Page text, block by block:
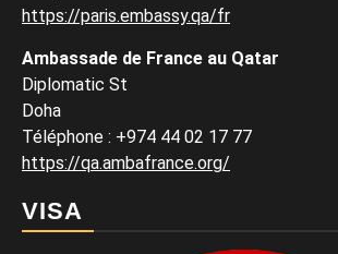
https://paris.embassy.qa/fr
Ambassade de France au Qatar
Diplomatic St
Doha
Téléphone : +974 44 02 17 77
https://qa.ambafrance.org/
VISA